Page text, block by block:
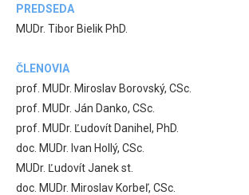
PREDSEDA
MUDr. Tibor Bielik PhD.
ČLENOVIA
prof. MUDr. Miroslav Borovský, CSc.
prof. MUDr. Ján Danko, CSc.
prof. MUDr. Ľudovít Danihel, PhD.
doc. MUDr. Ivan Hollý, CSc.
MUDr. Ľudovít Janek st.
doc. MUDr. Miroslav Korbeľ, CSc.